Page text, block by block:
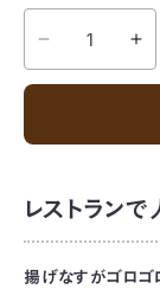
レストラン
揚げなすがゴロゴ